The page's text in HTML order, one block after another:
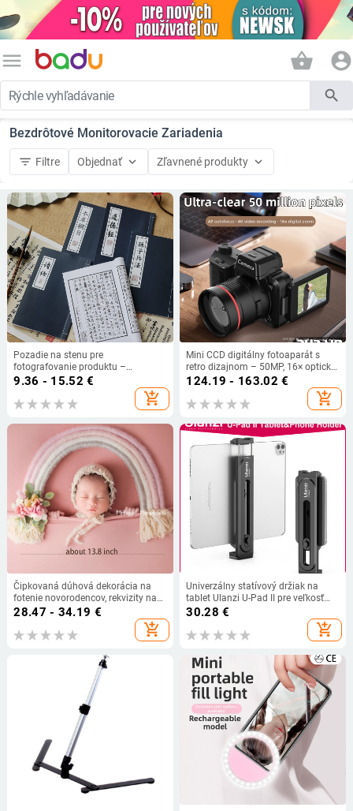
menu shopping_basket account_circle
search
Bezdrôtové Monitorovacie Zariadenia
filter_list Filtre Objednať keyboard_arrow_down Zľavnené produkty keyboard_arrow_down
Pozadie na stenu pre
fotografovanie produktu –
inšpirované starou knihou, ozdobný
9.36 - 15.52 €
add_shopping_cart
Mini CCD digitálny fotoaparát s
retro dizajnom – 50MP, 16× optický
zoom, optická stabilizácia obrazu,
124.19 - 163.02 €
add_shopping_cart
Čipkovaná dúhová dekorácia na
fotenie novorodencov, rekvizity na
fotenie detí, nástenná dekorácia do
28.47 - 34.19 €
add_shopping_cart
Univerzálny statívový držiak na
tablet Ulanzi U-Pad II pre veľkosť
100 mm – 230 mm pre iPad Air Pro
Mini s 1/4 skrutkou a studenou
päticou pre mikrofón.
30.28 €
add_shopping_cart